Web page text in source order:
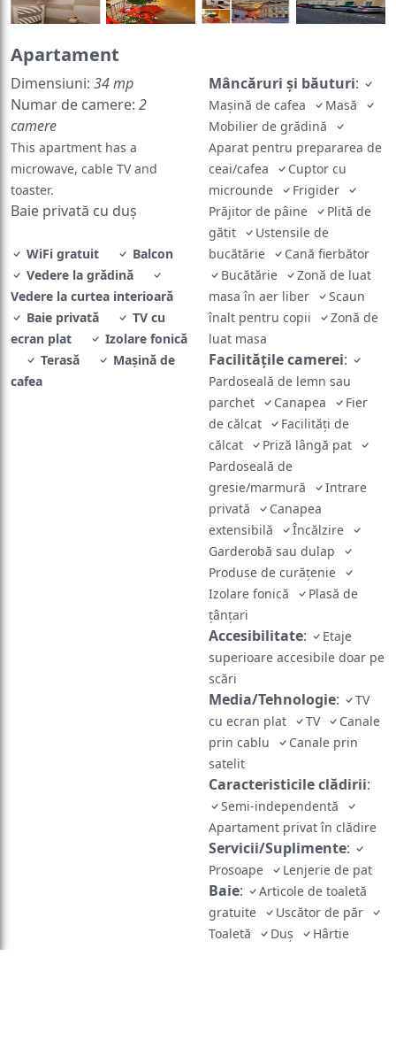
Apartament
Dimensiuni: 34 mp
Numar de camere: 2
camere
This apartment has a
microwave, cable TV and
toaster.
Baie privată cu duș
WiFi gratuit
Balcon
Vedere la grădină
Vedere la curtea interioară
Baie privată
TV cu
ecran plat
Izolare fonică
Terasă
Mașină de
cafea
Mâncăruri și băuturi:
Mașină de cafea
Masă
Mobilier de grădină
Aparat pentru prepararea de
ceai/cafea
Cuptor cu
microunde
Frigider
Prăjitor de pâine
Plită de
gătit
Ustensile de
bucătărie
Cană fierbător
Bucătărie
Zonă de luat
masa în aer liber
Scaun
înalt pentru copii
Zonă de
luat masa
Facilităţile camerei:
Pardoseală de lemn sau
parchet
Canapea
Fier
de călcat
Facilităţi de
călcat
Priză lângă pat
Pardoseală de
gresie/marmură
Intrare
privată
Canapea
extensibilă
Încălzire
Garderobă sau dulap
Produse de curățenie
Izolare fonică
Plasă de
ţânţari
Accesibilitate:
Etaje
superioare accesibile doar pe
scări
Media/Tehnologie:
TV
cu ecran plat
TV
Canale
prin cablu
Canale prin
satelit
Caracteristicile clădirii:
Semi-independentă
Apartament privat în clădire
Servicii/Suplimente:
Prosoape Lenjerie de pat
Baie:
Articole de toaletă
gratuite
Uscător de păr
Toaletă
Duş
Hârtie